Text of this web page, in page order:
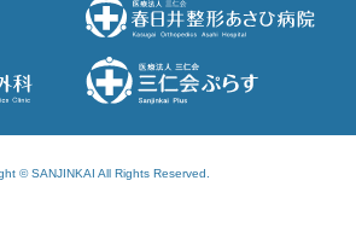
© SANJINKAI All Rights Reserved.